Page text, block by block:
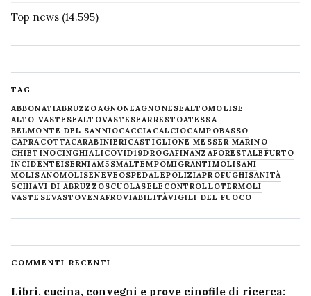
Top news (14.595)
TAG
ABBONATIABRUZZOAGNONEAGNONESEALTOMOLISE
ALTO VASTESEALTOVASTESEARRESTOATESSA
BELMONTE DEL SANNIOCACCIACALCIOCAMPOBASSO
CAPRACOTTACARABINIERICASTIGLIONE MESSER MARINO
CHIETINOCINGHIALICOVID19DROGAFINANZAFORESTALE FURTO
INCIDENTEISERNIAM5SMALTEMPOMIGRANTIMOLISANI
MOLISANOMOLISENEVE OSPEDALEPOLIZIAPROFUGHISANITÀ
SCHIAVI DI ABRUZZOSCUOLASELECONTROLLOTERMOLI
VASTESEVASTOVENAFROVIABILITÀVIGILI DEL FUOCO
COMMENTI RECENTI
Libri, cucina, convegni e prove cinofile di ricerca: